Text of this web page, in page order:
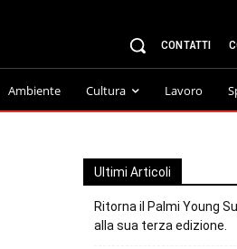
CONTATTI
Ambiente Cultura Lavoro
Ultimi Articoli
Ritorna il Palmi Young
alla sua terza edizione.